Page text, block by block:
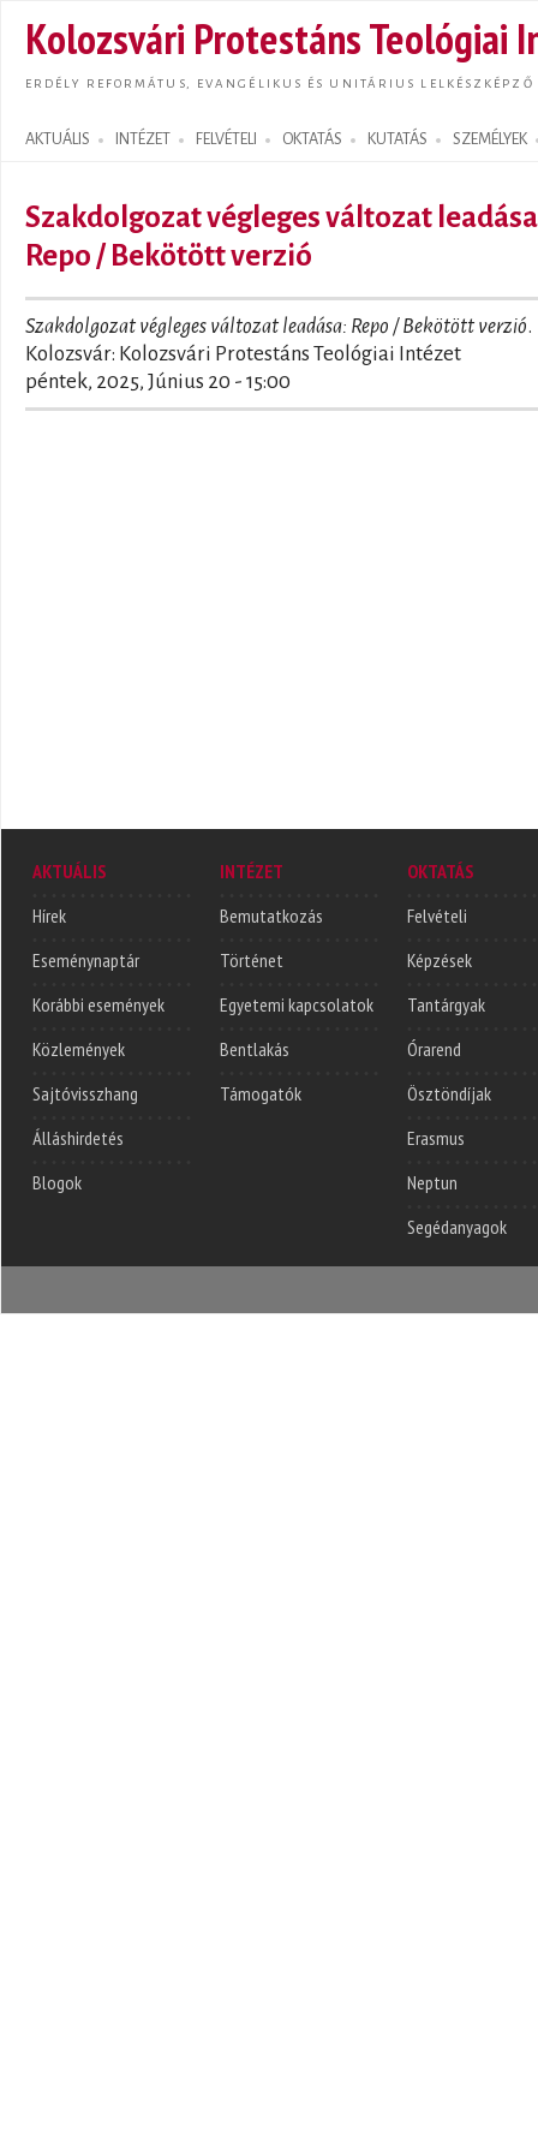
Kolozsvári Protestáns Teológiai
ERDÉLY REFORMÁTUS, EVANGÉLIKUS ÉS UNITÁRIUS LELKÉSZKÉPZŐ
AKTUÁLIS INTÉZET FELVÉTELI OKTATÁS KUTATÁS SZEMÉLYEK
Search form
Szakdolgozat végleges változat
Repo / Bekötött verzió
Szakdolgozat végleges változat leadása: Repo / Bekötött verzió.
Kolozsvár: Kolozsvári Protestáns Teológiai Intézet
péntek, 2025, Június 20 - 15:00
AKTUÁLIS
Hírek
Eseménynaptár
Korábbi események
Közlemények
Sajtóvisszhang
Álláshirdetés
Blogok
INTÉZET
Bemutatkozás
Történet
Egyetemi kapcsolatok
Bentlakás
Támogatók
OKTATÁS
Felvételi
Képzések
Tantárgyak
Órarend
Ösztöndíjak
Erasmus
Neptun
Segédanyagok